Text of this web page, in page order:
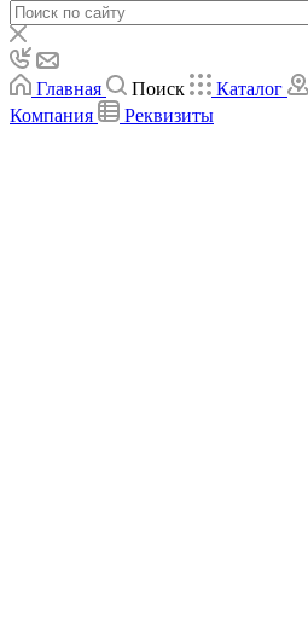
Главная Поиск Каталог
Компания
Реквизиты